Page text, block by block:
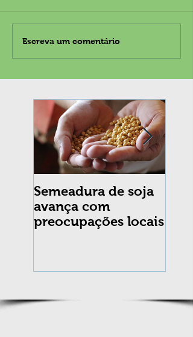
Semeadura de soja
avança com
preocupações locais
Escreva um comentário